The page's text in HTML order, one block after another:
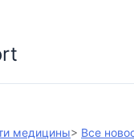
медицины> Все